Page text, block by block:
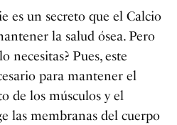
es un secreto que el Calcio
la salud ósea. Pero
necesitas? Pues, este
para mantener el
de los músculos y el
las membranas del cuerpo